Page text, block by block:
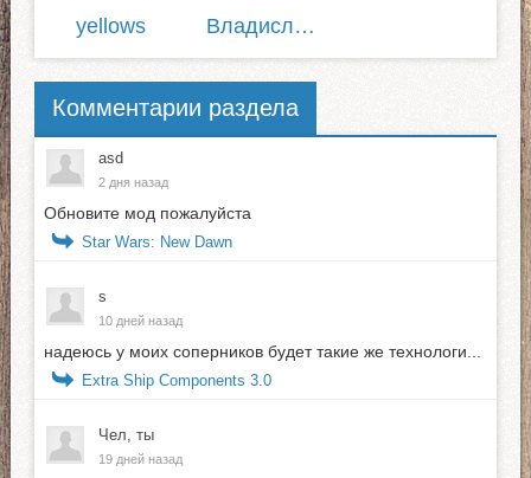
yellows Владислав Булгаков
Комментарии раздела
asd
2 дня назад
Обновите мод пожалуйста
Star Wars: New Dawn
s
10 дней назад
надеюсь у моих соперников будет такие же технологи...
Extra Ship Components 3.0
Чел, ты
19 дней назад